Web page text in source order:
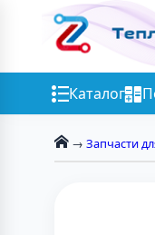
Каталог
→ Запчасти